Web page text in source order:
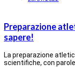
Preparazione
sapere!
La preparazione
scientifiche, con